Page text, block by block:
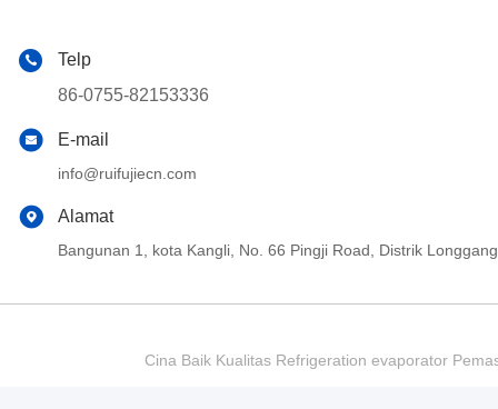
Telp
86-0755-82153336
E-mail
info@ruifujiecn.com
Alamat
Bangunan 1, kota Kangli, No. 66 Pingji Road, Distrik
Cina Baik Kualitas Refrigeration evaporator